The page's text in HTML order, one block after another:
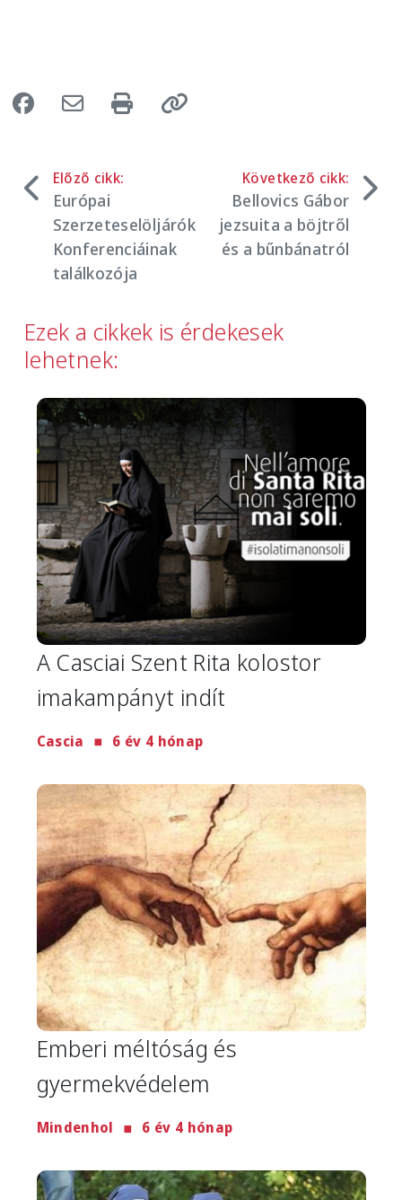
Előző cikk:
Európai
Szerzeteselöljárók
Konferenciáinak
találkozója
Következő cikk:
Bellovics Gábor
jezsuita a böjtről
és a bűnbánatról
Ezek a cikkek is érdekesek
lehetnek:
Image
A Casciai Szent Rita kolostor
imakampányt indít
Cascia 6 év 4 hónap
Image
Emberi méltóság és
gyermekvédelem
Mindenhol 6 év 4 hónap
Image